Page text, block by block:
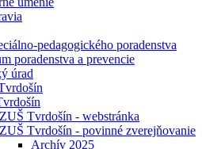
pedagogického poradenstva
poradenstva a prevencie
úrad
ZUŠ Tvrdošín - webstránka
ZUŠ Tvrdošín - povinné zverejňovanie
Archív 2025